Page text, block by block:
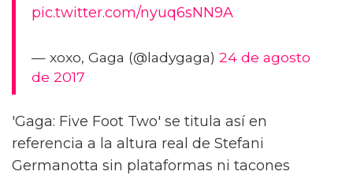
pic.twitter.com/nyuq6sNN9A
— xoxo, Gaga (@ladygaga) 24 de agosto
de 2017
'Gaga: Five Foot Two' se titula así en
referencia a la altura real de Stefani
Germanotta sin plataformas ni tacones